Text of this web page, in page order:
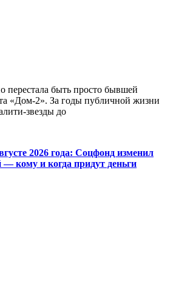
перестала быть просто бывшей
«Дом-2». За годы публичной жизни
звезды до
2026 года: Соцфонд изменил
— кому и когда придут деньги